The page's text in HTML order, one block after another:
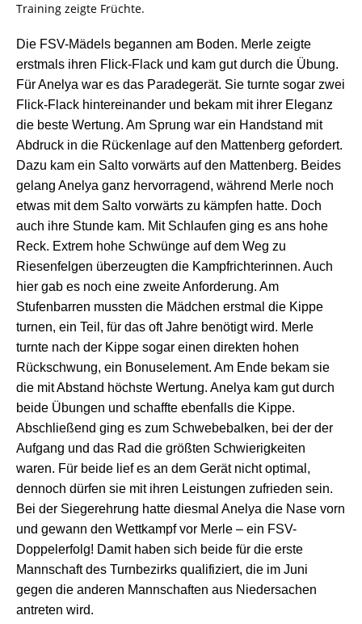
Training zeigte Früchte.
Die FSV-Mädels begannen am Boden. Merle zeigte
erstmals ihren Flick-Flack und kam gut durch die Übung.
Für Anelya war es das Paradegerät. Sie turnte sogar zwei
Flick-Flack hintereinander und bekam mit ihrer Eleganz
die beste Wertung. Am Sprung war ein Handstand mit
Abdruck in die Rückenlage auf den Mattenberg gefordert.
Dazu kam ein Salto vorwärts auf den Mattenberg. Beides
gelang Anelya ganz hervorragend, während Merle noch
etwas mit dem Salto vorwärts zu kämpfen hatte. Doch
auch ihre Stunde kam. Mit Schlaufen ging es ans hohe
Reck. Extrem hohe Schwünge auf dem Weg zu
Riesenfelgen überzeugten die Kampfrichterinnen. Auch
hier gab es noch eine zweite Anforderung. Am
Stufenbarren mussten die Mädchen erstmal die Kippe
turnen, ein Teil, für das oft Jahre benötigt wird. Merle
turnte nach der Kippe sogar einen direkten hohen
Rückschwung, ein Bonuselement. Am Ende bekam sie
die mit Abstand höchste Wertung. Anelya kam gut durch
beide Übungen und schaffte ebenfalls die Kippe.
Abschließend ging es zum Schwebebalken, bei der der
Aufgang und das Rad die größten Schwierigkeiten
waren. Für beide lief es an dem Gerät nicht optimal,
dennoch dürfen sie mit ihren Leistungen zufrieden sein.
Bei der Siegerehrung hatte diesmal Anelya die Nase vorn
und gewann den Wettkampf vor Merle – ein FSV-
Doppelerfolg! Damit haben sich beide für die erste
Mannschaft des Turnbezirks qualifiziert, die im Juni
gegen die anderen Mannschaften aus Niedersachen
antreten wird.